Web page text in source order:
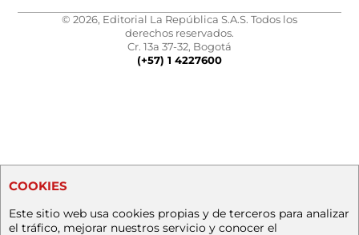
© 2026, Editorial La República S.A.S. Todos los
derechos reservados.
Cr. 13a 37-32, Bogotá
(+57) 1 4227600
COOKIES
Este sitio web usa cookies propias y de terceros para analizar
el tráfico, mejorar nuestros servicio y conocer el